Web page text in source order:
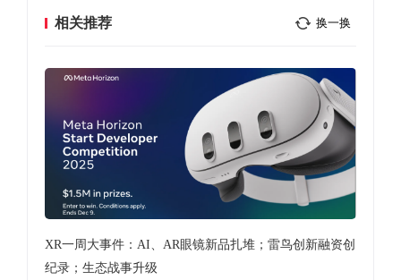
相关推荐 换一换
XR一周大事件：AI、AR眼镜新品扎堆；雷鸟创新融资创
纪录；生态战事升级